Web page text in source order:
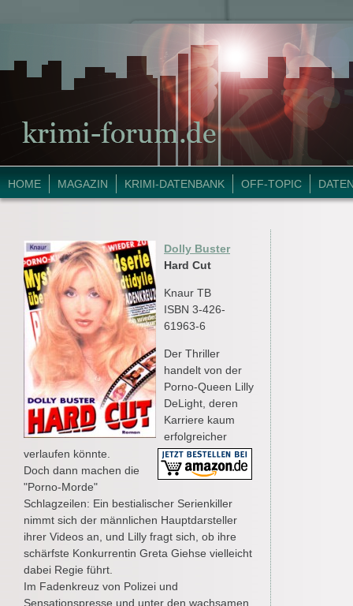
HOME MAGAZIN KRIMI-DATENBANK OFF-TOPIC
Dolly Buster
Hard Cut
Knaur TB
ISBN 3-426-
61963-6
Der Thriller
handelt von der
Porno-Queen Lilly
DeLight, deren
Karriere kaum
erfolgreicher
verlaufen könnte.
Doch dann machen die
"Porno-Morde"
Schlagzeilen: Ein bestialischer Serienkiller
nimmt sich der männlichen Hauptdarsteller
ihrer Videos an, und Lilly fragt sich, ob ihre
schärfste Konkurrentin Greta Giehse vielleicht
dabei Regie führt.
Im Fadenkreuz von Polizei und
Sensationspresse und unter den wachsamen